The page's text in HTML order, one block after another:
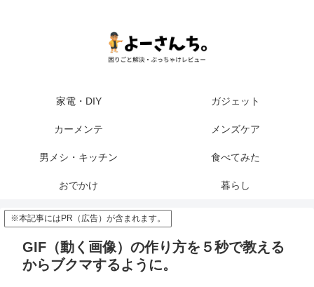
家電・DIY ガジェット
カーメンテ メンズケア
男メシ・キッチン 食べてみた
おでかけ 暮らし
※本記事にはPR（広告）が含まれます。
GIF（動く画像）の作り方を５秒で教える
からブクマするように。